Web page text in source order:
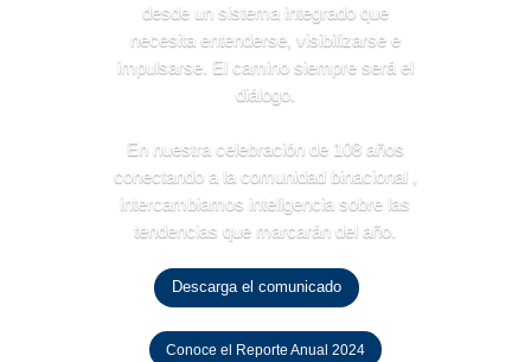
desde un sistema integrado que
necesita entenderse, visibilizarse e
impulsarse. El camino siempre será el
diálogo.
En nuestra celebración de 108 años
conectando a la comunidad binacional ,
intercambiamos inteligencia sobre las
tendencias que marcarán del año.
Descarga el comunicado
Conoce el Reporte Anual 2024